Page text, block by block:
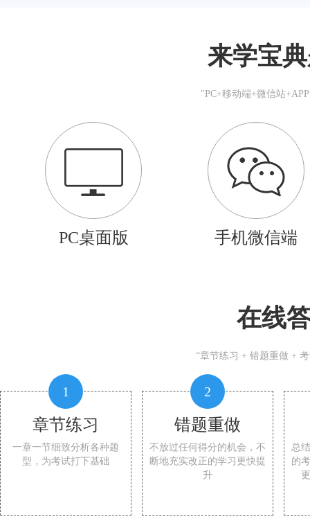
来学宝
"PC+移动端+微信站
PC桌面版 手机微信端
在线
“章节练习 + 错题重做 +
1
章节练习
一章一节细致分析各种题
型，为考试打下基础
2
错题重做
不放过任何得分的机会，不
断地充实改正的学习更快提
升
总
的